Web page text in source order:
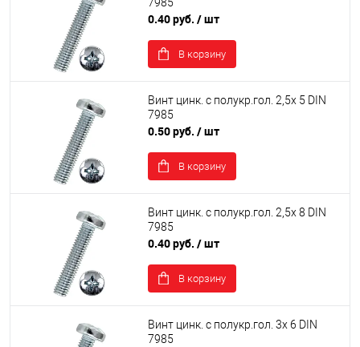
7985
0.40 руб. / шт
В корзину
Винт цинк. с полукр.гол. 2,5х 5 DIN
7985
0.50 руб. / шт
В корзину
Винт цинк. с полукр.гол. 2,5х 8 DIN
7985
0.40 руб. / шт
В корзину
Винт цинк. с полукр.гол. 3х 6 DIN
7985